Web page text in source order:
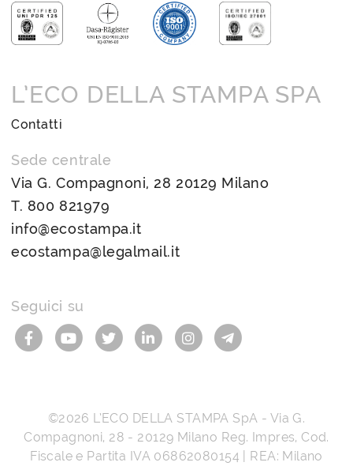
L’ECO DELLA STAMPA SPA
Contatti
Sede centrale
Via G. Compagnoni, 28 20129 Milano
T. 800 821979
info@ecostampa.it
ecostampa@legalmail.it
Seguici su
©2026 L’ECO DELLA STAMPA SpA - Via G.
Compagnoni, 28 - 20129 Milano Reg. Impres, Cod.
Fiscale e Partita IVA 06862080154 | REA: Milano